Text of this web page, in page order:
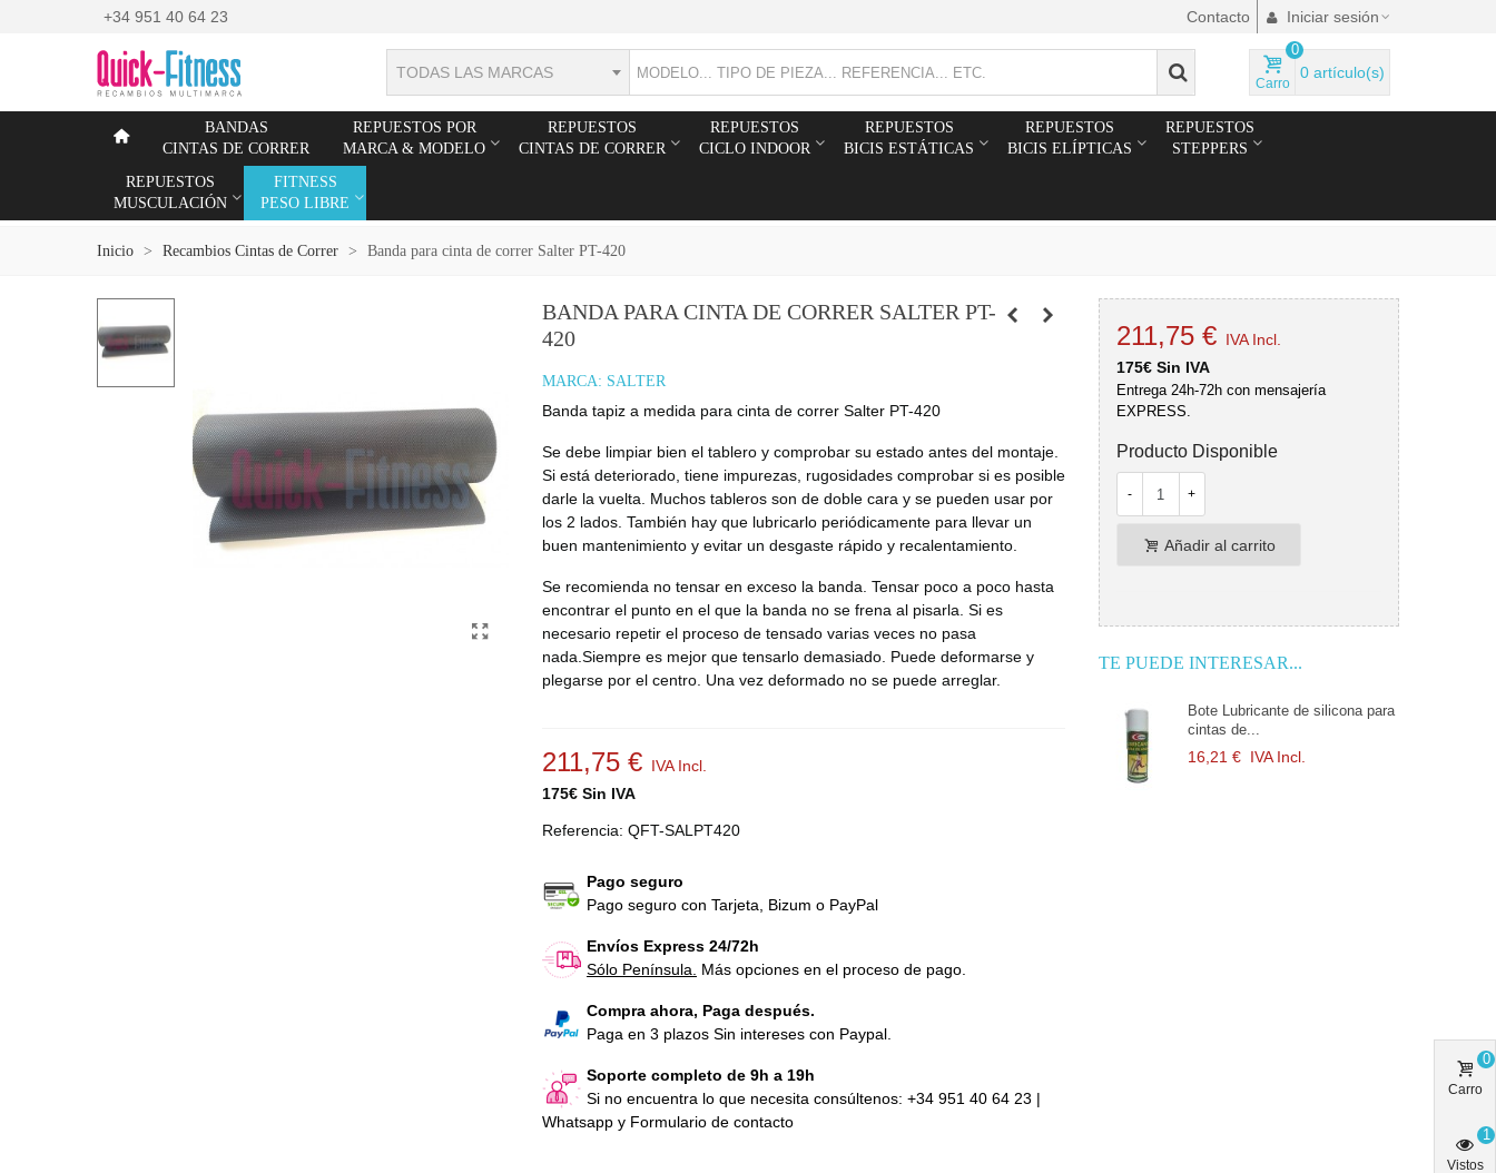
+34 951 40 64 23 Contacto Iniciar sesión
TODAS LAS MARCAS
Carro
0
0 artículo(s)
BANDAS
CINTAS DE CORRER
REPUESTOS POR
MARCA & MODELO
REPUESTOS
CINTAS DE CORRER
REPUESTOS
CICLO INDOOR
REPUESTOS
BICIS ESTÁTICAS
REPUESTOS
BICIS ELÍPTICAS
REPUESTOS
STEPPERS
REPUESTOS
MUSCULACIÓN
FITNESS
PESO LIBRE
Inicio > Recambios Cintas de Correr > Banda para cinta de correr Salter PT-420
BANDA PARA CINTA DE CORRER SALTER PT-
420
MARCA: SALTER
Banda tapiz a medida para cinta de correr Salter PT-420
Se debe limpiar bien el tablero y comprobar su estado antes del montaje.
Si está deteriorado, tiene impurezas, rugosidades comprobar si es posible
darle la vuelta. Muchos tableros son de doble cara y se pueden usar por
los 2 lados. También hay que lubricarlo periódicamente para llevar un
buen mantenimiento y evitar un desgaste rápido y recalentamiento.
Se recomienda no tensar en exceso la banda. Tensar poco a poco hasta
encontrar el punto en el que la banda no se frena al pisarla. Si es
necesario repetir el proceso de tensado varias veces no pasa
nada.Siempre es mejor que tensarlo demasiado. Puede deformarse y
plegarse por el centro. Una vez deformado no se puede arreglar.
211,75 € IVA Incl.
175€ Sin IVA
Referencia: QFT-SALPT420
Pago seguro
Pago seguro con Tarjeta, Bizum o PayPal
Envíos Express 24/72h
Sólo Península.
Más opciones en el proceso de pago.
Compra ahora, Paga después.
Paga en 3 plazos Sin intereses con Paypal.
Soporte completo de 9h a 19h
Si no encuentra lo que necesita consúltenos: +34 951 40 64 23 |
Whatsapp y Formulario de contacto
211,75 € IVA Incl.
175€ Sin IVA
Entrega 24h-72h con mensajería
EXPRESS.
Producto Disponible
- +
Añadir al carrito
TE PUEDE INTERESAR...
Bote Lubricante de silicona para
cintas de...
16,21 € IVA Incl.
Carro
0
Vistos
1